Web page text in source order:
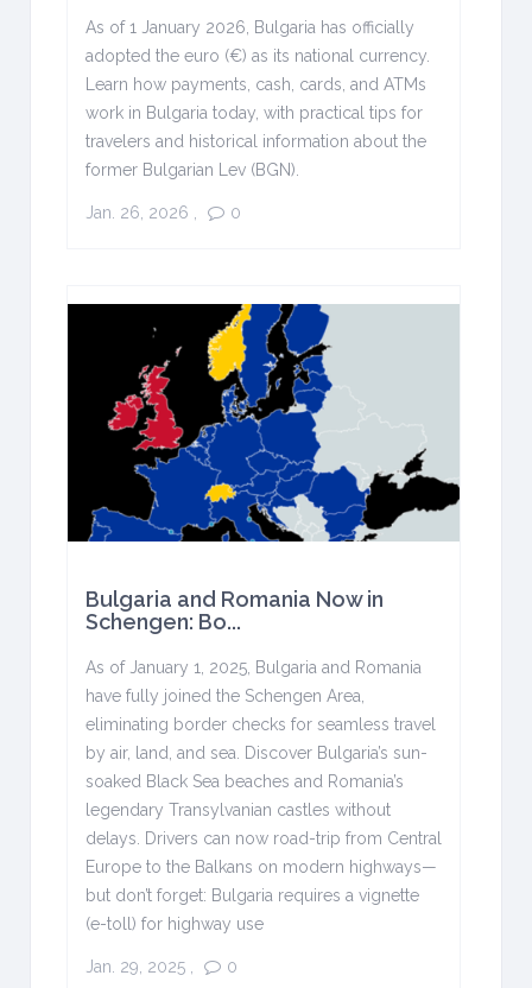
As of 1 January 2026, Bulgaria has officially
adopted the euro (€) as its national currency.
Learn how payments, cash, cards, and ATMs
work in Bulgaria today, with practical tips for
travelers and historical information about the
former Bulgarian Lev (BGN).
Jan. 26, 2026 0
Bulgaria and Romania Now in
Schengen: Bo...
As of January 1, 2025, Bulgaria and Romania
have fully joined the Schengen Area,
eliminating border checks for seamless travel
by air, land, and sea. Discover Bulgaria’s sun-
soaked Black Sea beaches and Romania’s
legendary Transylvanian castles without
delays. Drivers can now road-trip from Central
Europe to the Balkans on modern highways—
but don’t forget: Bulgaria requires a vignette
(e-toll) for highway use
Jan. 29, 2025, 0